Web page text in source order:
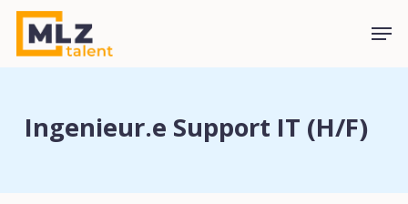
Skip
Ingenieur.e Support IT (H/F)